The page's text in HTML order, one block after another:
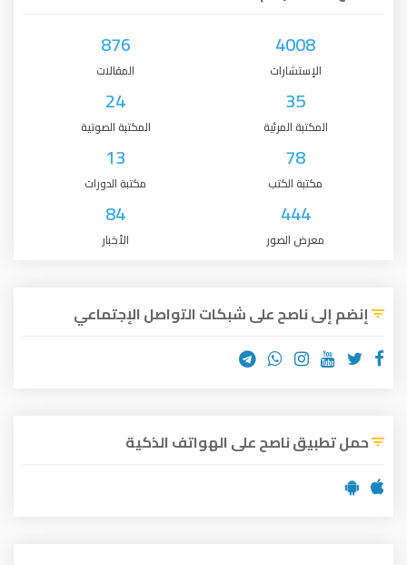
4008
الإستشارات
876
المقالات
35
المكتبة المرئية
24
المكتبة الصوتية
78
مكتبة الكتب
13
مكتبة الدورات
444
معرض الصور
84
الأخبار
إنضم إلى ناصح على شبكات التواصل الإجتماعي
حمل تطبيق ناصح على الهواتف الذكية